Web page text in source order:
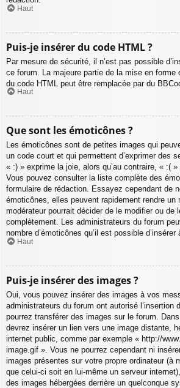
Haut
Puis-je insérer du code HTML ?
Par mesure de sécurité, il n’est pas possible
ce forum. La majeure partie de la mise en forme
du code HTML peut être remplacée par du
Haut
Que sont les émoticônes ?
Les émoticônes sont de petites images qui
un code court et qui permettent d’exprimer des
« :) » exprime la joie, alors qu’au contraire, « :(
Vous pouvez consulter la liste complète des
formulaire de rédaction. Essayez cependant de
émoticônes, elles peuvent rapidement rendre un
modérateur pourrait décider de le modifier ou de
complètement. Les administrateurs du forum
nombre d’émoticônes qu’il est possible d’insérer
Haut
Puis-je insérer des images ?
Oui, vous pouvez insérer des images à vos
administrateurs du forum ont autorisé l’insertion
pourrez transférer des images sur le forum.
devrez insérer un lien vers une image distante,
internet public, comme par exemple « http://
image.gif ». Vous ne pourrez cependant ni
images présentes sur votre propre ordinateur (à
que celui-ci soit en lui-même un serveur
des images hébergées derrière un quelconque